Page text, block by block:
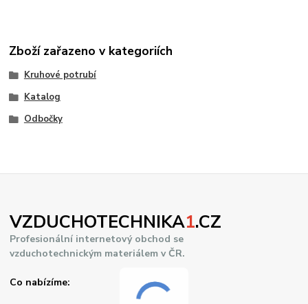
Zboží zařazeno v kategoriích
Kruhové potrubí
Katalog
Odbočky
VZDUCHOTECHNIKA1.CZ
Profesionální internetový obchod se
vzduchotechnickým materiálem v ČR.
Co nabízíme: